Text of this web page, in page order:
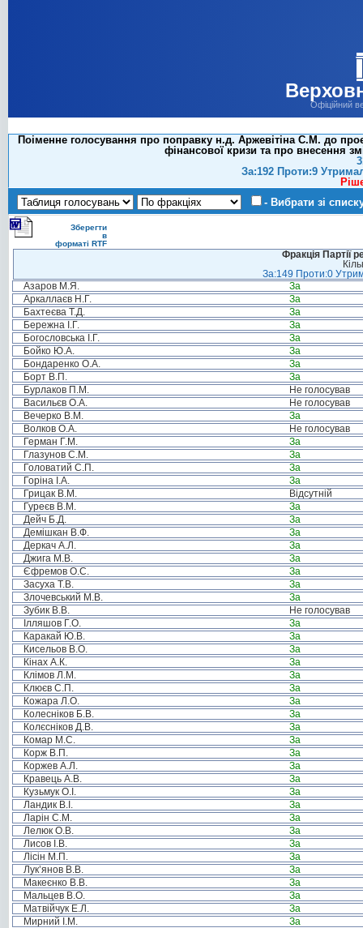
Офіційний
Поіменне голосування про поправку н.д. Аржевітіна С.М. до
фінансової кризи та про внесення
За:192 Проти:9
- Вибрати зі
Зберегти
в
форматі RTF
Фракція Партії
За:149 Проти:0
Азаров М.Я.
За
Аркаллаєв Н.Г.
За
Бахтеєва Т.Д.
За
Бережна І.Г.
За
Богословська І.Г.
За
Бойко Ю.А.
За
Бондаренко О.А.
За
Борт В.П.
За
Бурлаков П.М.
Не голосував
Васильєв О.А.
Не голосував
Вечерко В.М.
За
Волков О.А.
Не голосував
Герман Г.М.
За
Глазунов С.М.
За
Головатий С.П.
За
Горіна І.А.
За
Грицак В.М.
Відсутній
Гуреєв В.М.
За
Дейч Б.Д.
За
Демішкан В.Ф.
За
Деркач А.Л.
За
Джига М.В.
За
Єфремов О.С.
За
Засуха Т.В.
За
Злочевський М.В.
За
Зубик В.В.
Не голосував
Ілляшов Г.О.
За
Каракай Ю.В.
За
Кисельов В.О.
За
Кінах А.К.
За
Клімов Л.М.
За
Клюєв С.П.
За
Кожара Л.О.
За
Колесніков Б.В.
За
Колєсніков Д.В.
За
Комар М.С.
За
Корж В.П.
За
Коржев А.Л.
За
Кравець А.В.
За
Кузьмук О.І.
За
Ландик В.І.
За
Ларін С.М.
За
Лелюк О.В.
За
Лисов І.В.
За
Лісін М.П.
За
Лук’янов В.В.
За
Макеєнко В.В.
За
Мальцев В.О.
За
Матвійчук Е.Л.
За
Мирний І.М.
За